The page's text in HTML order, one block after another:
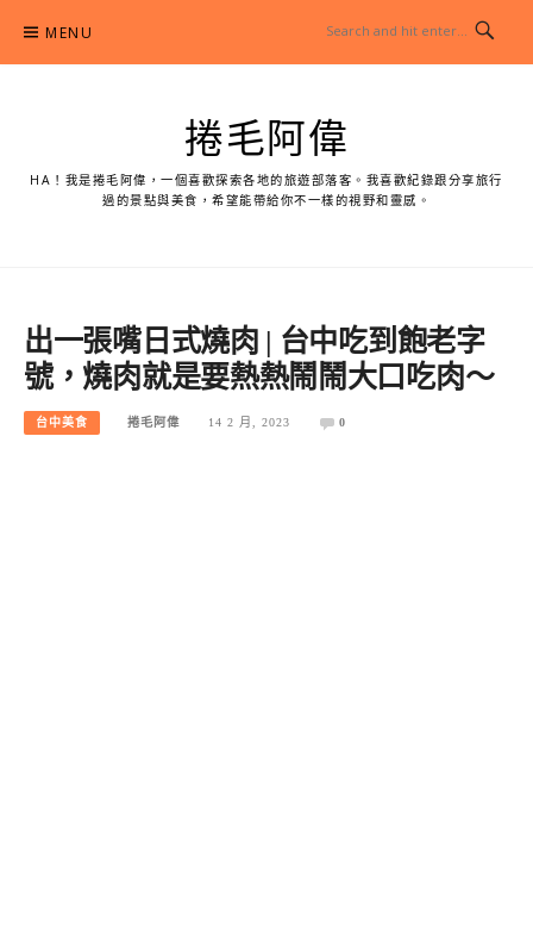
content
MENU
捲毛阿偉
HA！我是捲毛阿偉，一個喜歡探索各地的旅遊部落客。我喜歡紀錄跟分享旅行
過的景點與美食，希望能帶給你不一樣的視野和靈感。
出一張嘴日式燒肉 | 台中吃到飽老字
號，燒肉就是要熱熱鬧鬧大口吃肉～
台中美食 捲毛阿偉 14 2 月, 2023 0